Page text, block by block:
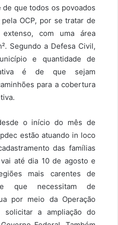
de que todos os povoados
OCP, por se tratar de
com uma área
Segundo a Defesa Civil,
e quantidade de
é de que sejam
para a cobertura
o início do mês de
estão atuando in loco
das famílias
até dia 10 de agosto e
mais carentes de
que necessitam de
por meio da Operação
solicitar a ampliação do